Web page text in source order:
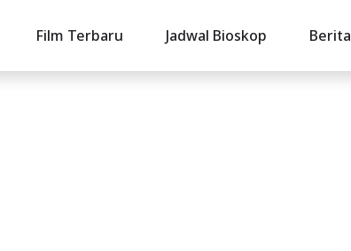
Film Terbaru Jadwal Bioskop Berita